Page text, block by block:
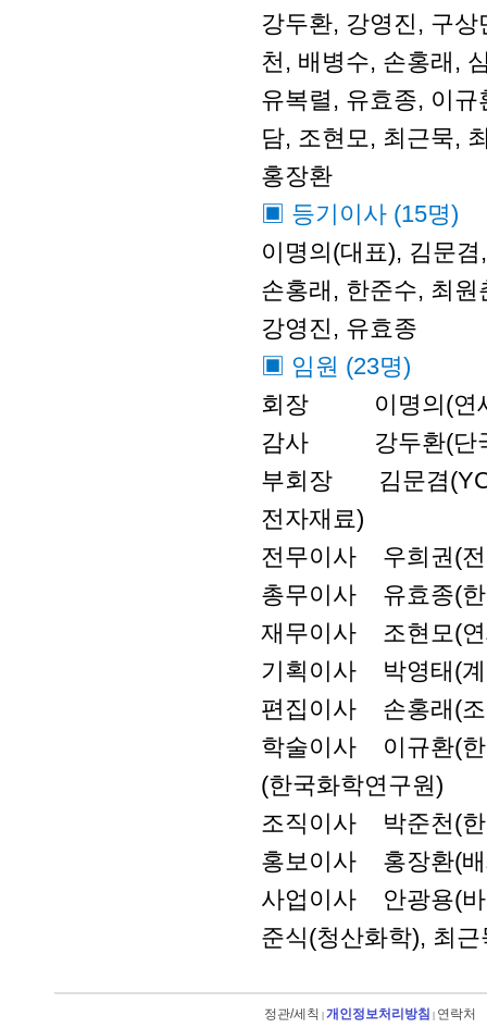
강두환, 강영진, 구
천, 배병수, 손홍래,
유복렬, 유효종, 이
담, 조현모, 최근묵,
홍장환
▣ 등기이사 (15명)
이명의(대표), 김문
손홍래, 한준수, 최
강영진, 유효종
▣ 임원 (23명)
회장 이명의(연
감사 강두환(단국
부회장 김문겸
전자재료)
전무이사 우희권(전
총무이사 유효종(한
재무이사 조현모(연
기획이사 박영태(계
편집이사 손홍래(조
학술이사 이규환(한
(한국화학연구원)
조직이사 박준천(한
홍보이사 홍장환(배
사업이사 안광용(바
준식(청산화학), 최
정관/세칙 개인정보처리방침 연락처